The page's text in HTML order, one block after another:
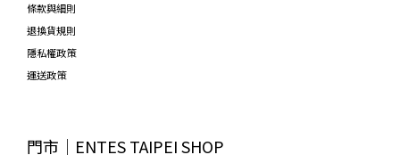
條款與細則
退換貨規則
隱私權政策
運送政策
門市│ENTES TAIPEI SHOP